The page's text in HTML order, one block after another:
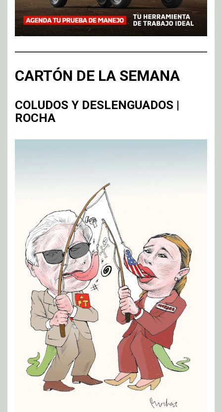
CARTÓN DE LA SEMANA
COLUDOS Y DESLENGUADOS |
ROCHA